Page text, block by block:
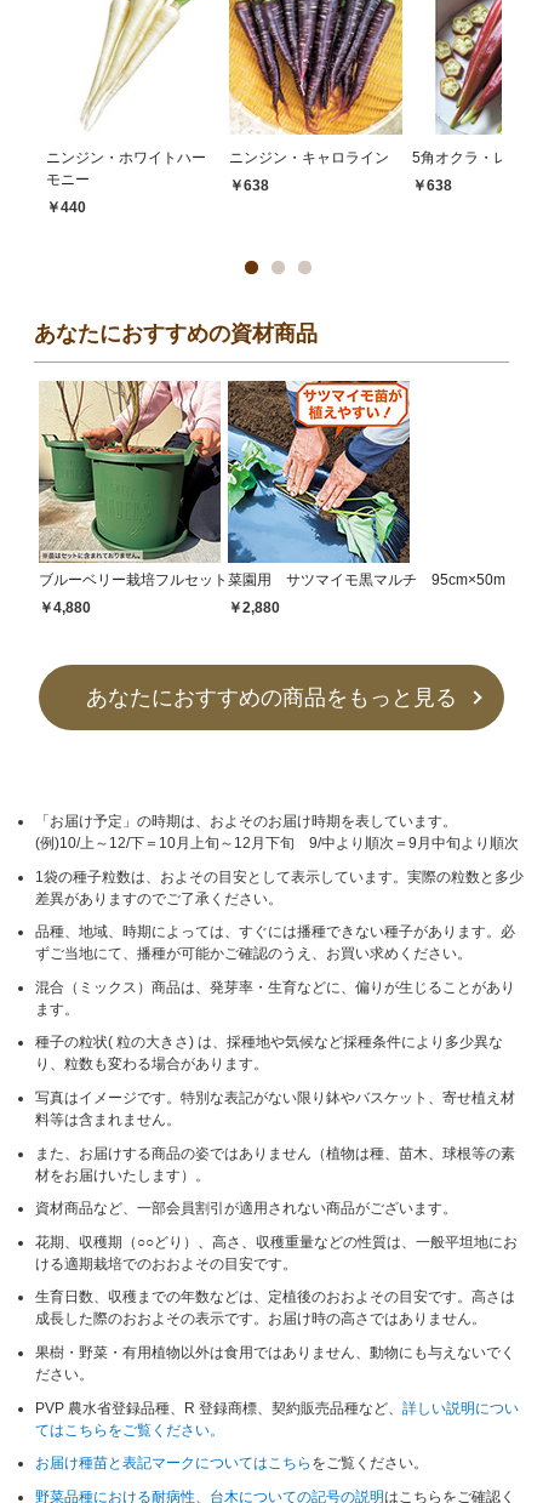
ニンジン・ホワイトハー
モニー
￥440
ニンジン・キャロライン
￥638
5角オクラ・レッド
￥638
あなたにおすすめの資材商品
ブルーベリー栽培フルセット
￥4,880
菜園用 サツマイモ黒マルチ 95cm×50m
￥2,880
あなたにおすすめの商品をもっと見る
「お届け予定」の時期は、およそのお届け時期を表しています。
(例)10/上～12/下＝10月上旬～12月下旬 9/中より順次＝9月中旬より順次
1袋の種子粒数は、およその目安として表示しています。実際の粒数と多少
差異がありますのでご了承ください。
品種、地域、時期によっては、すぐには播種できない種子があります。必
ずご当地にて、播種が可能かご確認のうえ、お買い求めください。
混合（ミックス）商品は、発芽率・生育などに、偏りが生じることがあり
ます。
種子の粒状( 粒の大きさ) は、採種地や気候など採種条件により多少異な
り、粒数も変わる場合があります。
写真はイメージです。特別な表記がない限り鉢やバスケット、寄せ植え材
料等は含まれません。
また、お届けする商品の姿ではありません（植物は種、苗木、球根等の素
材をお届けいたします）。
資材商品など、一部会員割引が適用されない商品がございます。
花期、収穫期（○○どり）、高さ、収穫重量などの性質は、一般平坦地にお
ける適期栽培でのおおよその目安です。
生育日数、収穫までの年数などは、定植後のおおよその目安です。高さは
成長した際のおおよその表示です。お届け時の高さではありません。
果樹・野菜・有用植物以外は食用ではありません、動物にも与えないでく
ださい。
PVP 農水省登録品種、R 登録商標、契約販売品種など、詳しい説明につい
てはこちらをご覧ください。
お届け種苗と表記マークについてはこちら をご覧ください。
野菜品種における耐病性、台木についての記号の説明はこちらをご確認く